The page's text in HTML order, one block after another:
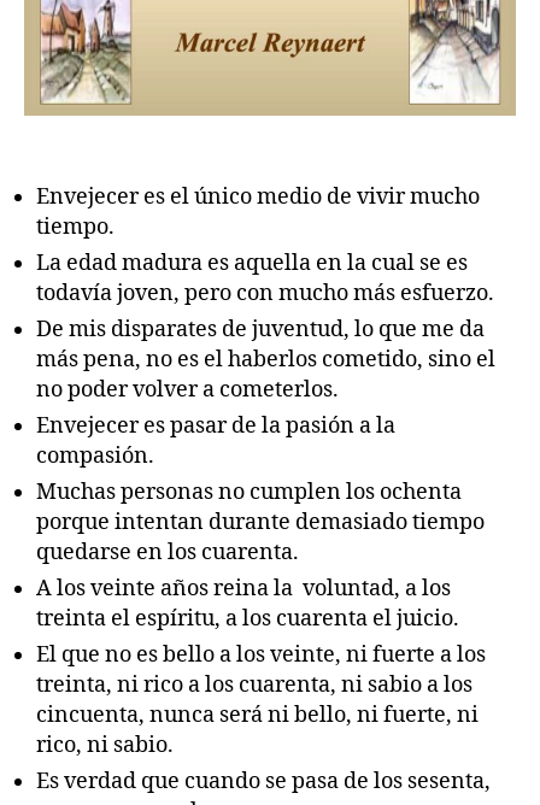
Envejecer es el único medio de vivir mucho
tiempo.
La edad madura es aquella en la cual se es
todavía joven, pero con mucho más esfuerzo.
De mis disparates de juventud, lo que me da
más pena, no es el haberlos cometido, sino el
no poder volver a cometerlos.
Envejecer es pasar de la pasión a la
compasión.
Muchas personas no cumplen los ochenta
porque intentan durante demasiado tiempo
quedarse en los cuarenta.
A los veinte años reina la voluntad, a los
treinta el espíritu, a los cuarenta el juicio.
El que no es bello a los veinte, ni fuerte a los
treinta, ni rico a los cuarenta, ni sabio a los
cincuenta, nunca será ni bello, ni fuerte, ni
rico, ni sabio.
Es verdad que cuando se pasa de los sesenta,